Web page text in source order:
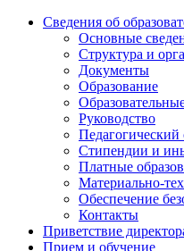
Сведения об
Основные
Структура и
Документы
Образование
Руководство
Педагогический
Стипендии и
Платные
Материально-
Обеспечение
Контакты
Приветствие
Прием и обучение